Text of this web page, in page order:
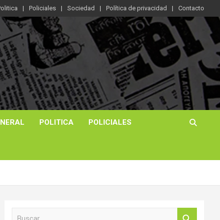
Policiales Sociedad Política de privacidad Contacto
POLITICA POLICIALES